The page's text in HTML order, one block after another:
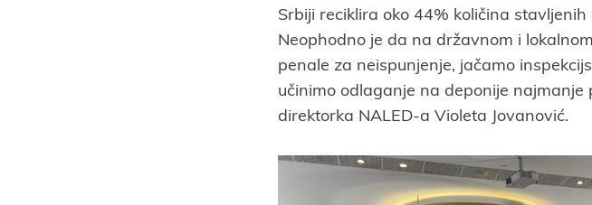
Srbiji reciklira oko 44% količina
Neophodno je da na državnom i
penale za neispunjenje, jačamo
učinimo odlaganje na deponije najmanje
direktorka NALED-a Violeta Jovanović.